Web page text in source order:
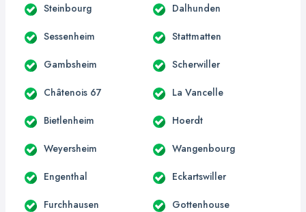
Steinbourg Dalhunden
Sessenheim Stattmatten
Gambsheim Scherwiller
Châtenois 67 La Vancelle
Bietlenheim Hoerdt
Weyersheim Wangenbourg
Engenthal Eckartswiller
Furchhausen Gottenhouse